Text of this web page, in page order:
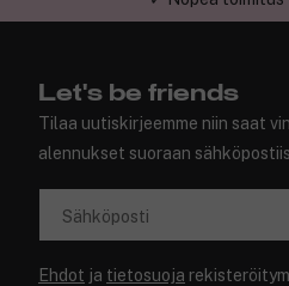
Let's be friends
Tilaa uutiskirjeemme niin saat
alennukset suoraan
Sähköposti
Ehdot ja tietosuoja